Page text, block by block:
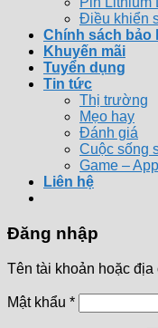
Điều khiển
Chính sách bảo
Khuyến mãi
Tuyển dụng
Tin tức
Thị trường
Mẹo hay
Đánh giá
Cuộc sống
Game – App
Liên hệ
Đăng nhập
Tên tài khoản hoặc địa
Mật khẩu *